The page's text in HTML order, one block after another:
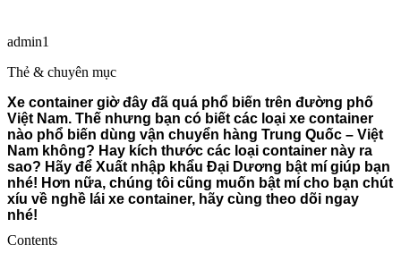
admin1
Thẻ & chuyên mục
Xe container giờ đây đã quá phổ biến trên đường phố
Việt Nam. Thế nhưng bạn có biết các loại xe container
nào phổ biến dùng vận chuyển hàng Trung Quốc – Việt
Nam không? Hay kích thước các loại container này ra
sao? Hãy để Xuất nhập khẩu Đại Dương bật mí giúp bạn
nhé! Hơn nữa, chúng tôi cũng muốn bật mí cho bạn chút
xíu về nghề lái xe container, hãy cùng theo dõi ngay
nhé!
Contents